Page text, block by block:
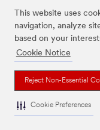
This website uses
navigation, analyze
based on your
Cookie Notice
Reject Non-Essential
Cookie Preferences